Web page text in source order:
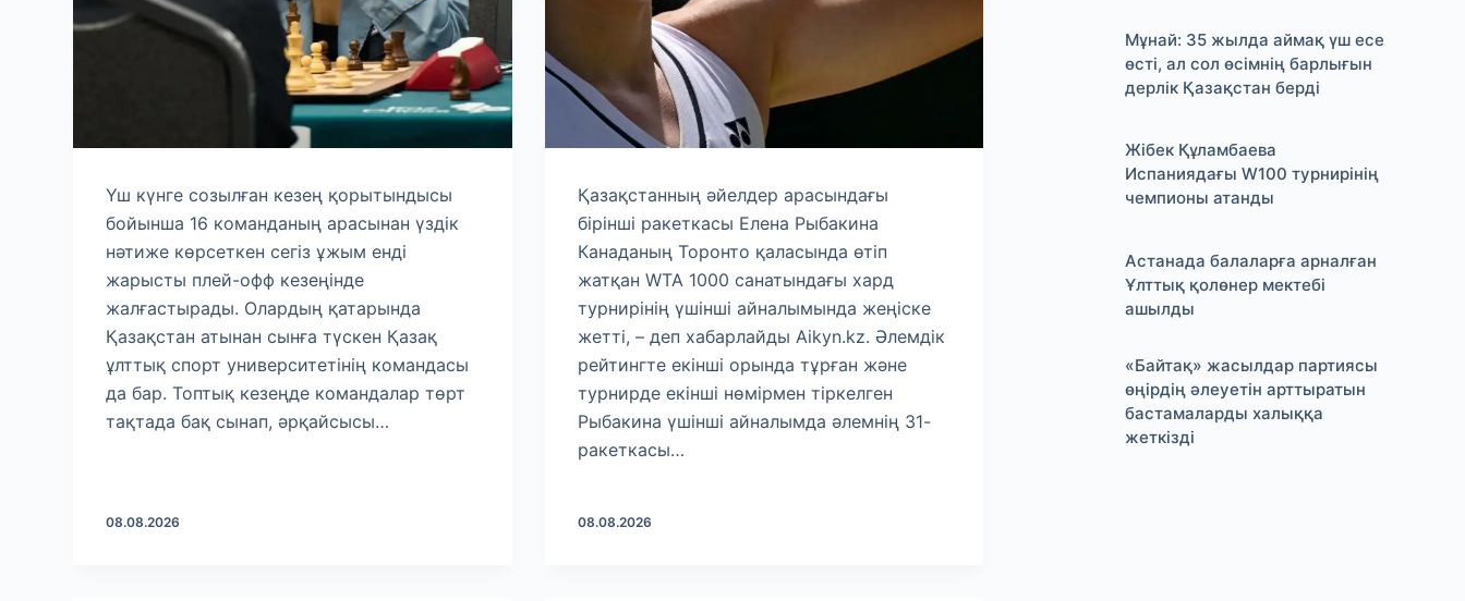
Үш күнге созылған кезең қорытындысы
бойынша 16 команданың арасынан үздік
нәтиже көрсеткен сегіз ұжым енді
жарысты плей-офф кезеңінде
жалғастырады. Олардың қатарында
Қазақстан атынан сынға түскен Қазақ
ұлттық спорт университетінің командасы
да бар. Топтық кезеңде командалар төрт
тақтада бақ сынап, әрқай­сысы…
08.08.2026
Қазақстанның әйелдер арасындағы
бірінші ракеткасы Елена Рыбакина
Канаданың Торонто қаласында өтіп
жатқан WTA 1000 санатындағы хард
турнирінің үшінші айналымында жеңіске
жетті, – деп хабарлайды Aikyn.kz. Әлемдік
рейтингте екінші орында тұрған және
турнирде екінші нөмірмен тіркелген
Рыбакина үшінші айналымда әлемнің 31-
ракеткасы…
08.08.2026
Мұнай: 35 жылда аймақ үш есе
өсті, ал сол өсімнің барлығын
дерлік Қазақстан берді
Жібек Құламбаева
Испаниядағы W100 турнирінің
чемпионы атанды
Астанада балаларға арналған
Ұлттық қолөнер мектебі
ашылды
«Байтақ» жасылдар партиясы
өңірдің әлеуетін арттыратын
бастамаларды халыққа
жеткізді